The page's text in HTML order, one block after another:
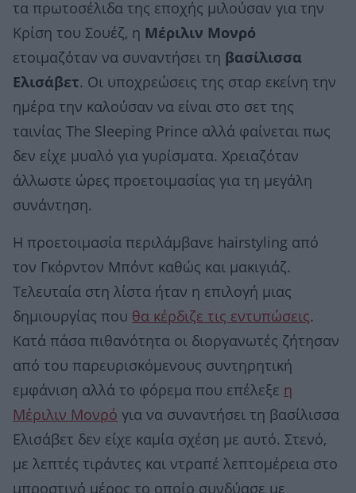
τα πρωτοσέλιδα της εποχής μιλούσαν για την
Κρίση του Σουέζ, η Μέριλιν Μονρό
ετοιμαζόταν να συναντήσει τη βασίλισσα
Ελισάβετ. Οι υποχρεώσεις της σταρ εκείνη την
ημέρα την καλούσαν να είναι στο σετ της
ταινίας The Sleeping Prince αλλά φαίνεται πως
δεν είχε μυαλό για γυρίσματα. Χρειαζόταν
άλλωστε ώρες προετοιμασίας για τη μεγάλη
συνάντηση.
Η προετοιμασία περιλάμβανε hairstyling από
τον Γκόρντον Μπόντ καθώς και μακιγιάζ.
Τελευταία στη λίστα ήταν η επιλογή μιας
δημιουργίας που θα κέρδιζε τις εντυπώσεις.
Κατά πάσα πιθανότητα οι διοργανωτές ζήτησαν
από του παρευρισκόμενους συντηρητική
εμφάνιση αλλά το φόρεμα που επέλεξε η
Μέριλιν Μονρό για να συναντήσει τη βασίλισσα
Ελισάβετ δεν είχε καμία σχέση με αυτό. Στενό,
με λεπτές τιράντες και ντραπέ λεπτομέρεια στο
μπροστινό μέρος το οποίο συνδύασε με